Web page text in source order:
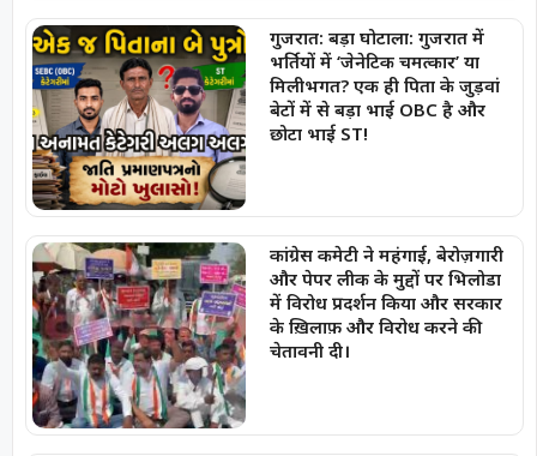
गुजरात: बड़ा घोटाला: गुजरात में
भर्तियों में ‘जेनेटिक चमत्कार’ या
मिलीभगत? एक ही पिता के जुड़वां
बेटों में से बड़ा भाई OBC है और
छोटा भाई ST!
कांग्रेस कमेटी ने महंगाई, बेरोज़गारी
और पेपर लीक के मुद्दों पर भिलोडा
में विरोध प्रदर्शन किया और सरकार
के ख़िलाफ़ और विरोध करने की
चेतावनी दी।